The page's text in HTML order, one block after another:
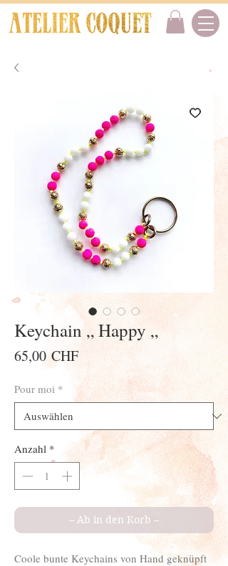
Keychain „ Happy „
65,00 CHFPreis
Pour moi *
Anzahl *
– Ab in den Korb –
Coole bunte Keychains von Hand geknüpft